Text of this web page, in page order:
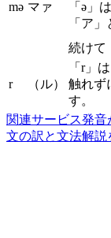
mə マァ
「ə」
「ア」
続けて
r （ル）
「r」
触れず
す。
関連サービス発音
文の訳と文法解説